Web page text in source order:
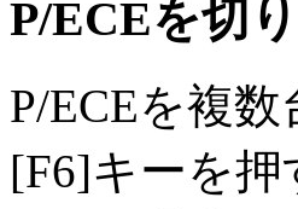
P/ECEを切
P/ECEを複
[F6]キーを